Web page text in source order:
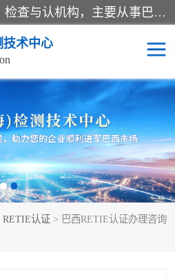
*是一家的测试、评估、检查与认机构，主要从事巴西NR10认证、NR12认证、NR13认证；ANATEL认证、INMTRO认证，欧盟CE认证：MD认证，PED认证，MID认证，ATEX认证，德国蓝色天使认证。
技术中心
RETIE认证 > 巴西RETIE认证办理咨询
NR10认证
NR13认证
巴西NR认证
RETIE认证